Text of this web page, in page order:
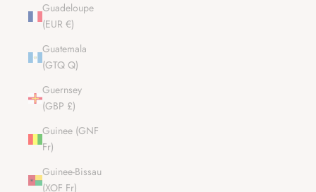
Guadeloupe
(EUR €)
Guatemala
(GTQ Q)
Guernsey
(GBP £)
Guinee (GNF
Fr)
Guinee-Bissau
(XOF Fr)